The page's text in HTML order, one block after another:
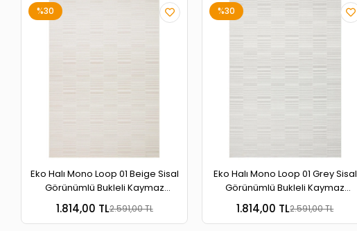
%30
Eko Halı Mono Loop 01 Beige Sisal
Görünümlü Bukleli Kaymaz
Tabanlı Yıkanabilir Halı
1.814,00 TL2.591,00 TL
%30
Eko Halı Mono Loop 01 Grey Sisal
Görünümlü Bukleli Kaymaz
Tabanlı Yıkanabilir Halı
1.814,00 TL2.591,00 TL